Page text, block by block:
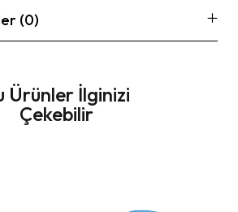
(0)
Ürünler İlginizi
Çekebilir